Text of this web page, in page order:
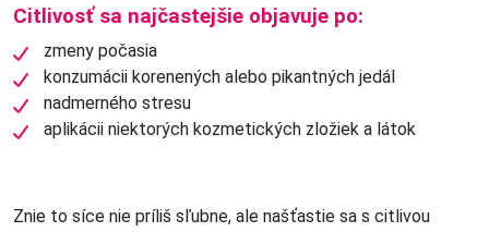
Citlivosť sa najčastejšie objavuje po:
zmeny počasia
konzumácii korenených alebo pikantných jedál
nadmerného stresu
aplikácii niektorých kozmetických zložiek a látok
Znie to síce nie príliš sľubne, ale našťastie sa s citlivou